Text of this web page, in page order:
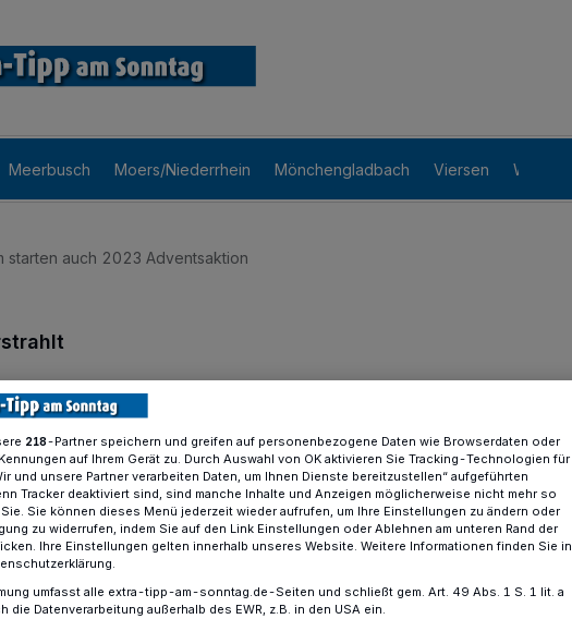
Meerbusch Moers/Niederrhein Mönchengladbach Viersen Willich
starten auch 2023 Adventsaktion
Advent
in Folge erstrahlen in diesem Jahr die
Am Heidbergdamm in Lank-Latum.
jeweils um 17.30, findet die
Musik, Glühwein und Punsch
56-64 statt.
218-Partner speichern und greifen auf personenbezogene Daten wie Browserdaten oder
auf Ihrem Gerät zu. Durch Auswahl von OK aktivieren Sie Tracking-Technologien für
und unsere Partner verarbeiten Daten, um Ihnen Dienste bereitzustellen“ aufgeführten
Tracker deaktiviert sind, sind manche Inhalte und Anzeigen möglicherweise nicht mehr so
Sie können dieses Menü jederzeit wieder aufrufen, um Ihre Einstellungen zu ändern oder
zu widerrufen, indem Sie auf den Link Einstellungen oder Ablehnen am unteren Rand der
Ihre Einstellungen gelten innerhalb unseres Website. Weitere Informationen finden Sie in
umfasst alle extra-tipp-am-sonntag.de-Seiten und schließt gem. Art. 49 Abs. 1 S. 1 lit. a
die Datenverarbeitung außerhalb des EWR, z.B. in den USA ein.